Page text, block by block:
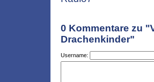
0 Kommentare zu
Drachenkinder"
Username: